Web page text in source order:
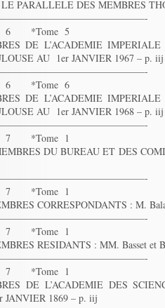
PARALLELE DES MEMBRES
6 *Tome 5
DE L’ACADEMIE
AU 1er JANVIER 1967 – p. iij
6 *Tome 6
DE L’ACADEMIE
AU 1er JANVIER 1968 – p. iij
7 *Tome 1
DU BUREAU ET DES
7 *Tome 1
CORRESPONDANTS : M.
7 *Tome 1
RESIDANTS : MM. Basset et
7 *Tome 1
DE L’ACADEMIE DES
JANVIER 1869 – p. iij